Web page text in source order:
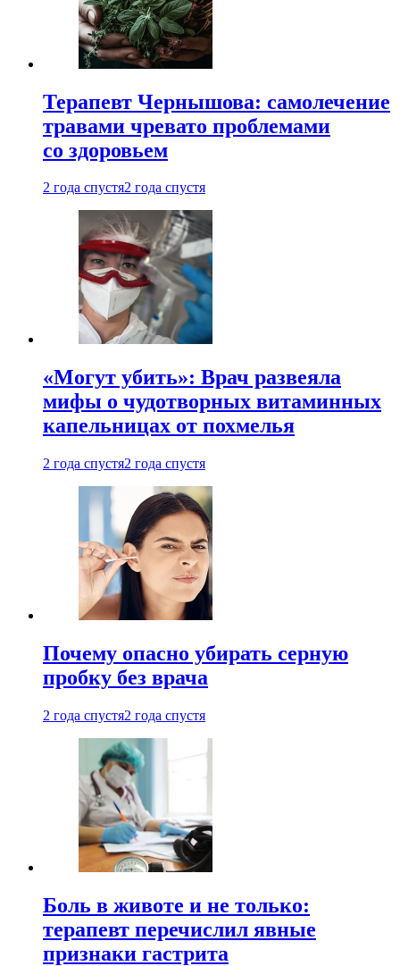
Терапевт Чернышова: самолечение
травами чревато проблемами
со здоровьем
2 года спустя2 года спустя
«Могут убить»: Врач развеяла
мифы о чудотворных витаминных
капельницах от похмелья
2 года спустя2 года спустя
Почему опасно убирать серную
пробку без врача
2 года спустя2 года спустя
Боль в животе и не только:
терапевт перечислил явные
признаки гастрита